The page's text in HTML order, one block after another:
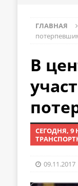
ГЛАВНАЯ
В
СЕГОДНЯ,
09.11.2017